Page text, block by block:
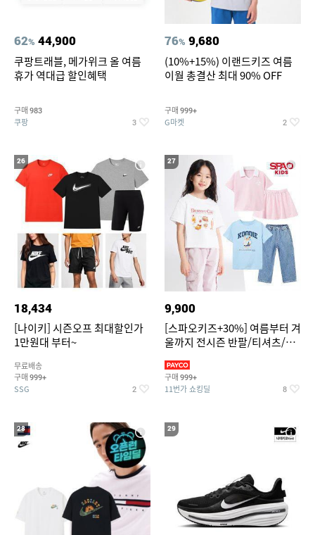
62% 44,900
쿠팡트래블, 메가위크 올 여름
휴가 역대급 할인혜택
구매 983
쿠팡 3
76% 9,680
(10%+15%) 이랜드키즈 여름
이월 총결산 최대 90% OFF
구매 999+
G마켓 2
26
18,434
[나이키] 시즌오프 최대할인가
1만원대 부터~
무료배송
구매 999+
SSG 2
27
9,900
[스파오키즈+30%] 여름부터 겨
울까지 전시즌 반팔/티셔츠/셋
구매 999+
11번가 쇼킹딜 8
28 29